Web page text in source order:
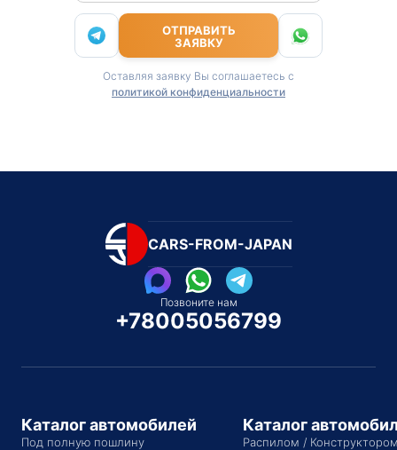
ОТПРАВИТЬ
ЗАЯВКУ
Оставляя заявку Вы соглашаетесь с
политикой конфиденциальности
CARS-FROM-JAPAN
Позвоните нам
+78005056799
Каталог автомобилей
Под полную пошлину
Каталог
Распилом /